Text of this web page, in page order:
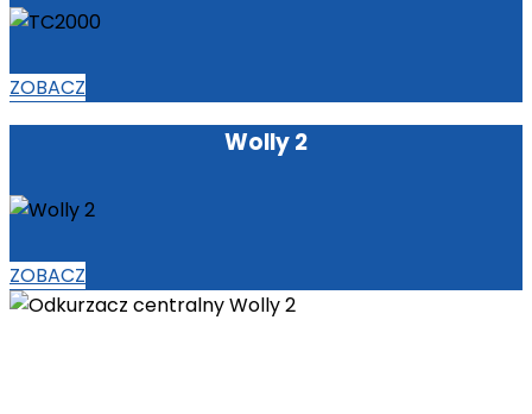
ZOBACZ
Wolly 2
ZOBACZ